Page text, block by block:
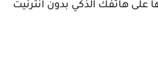
على هاتفك الذكي بدون انترنيت